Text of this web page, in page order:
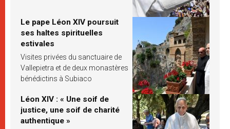
Le pape Léon XIV poursuit
ses haltes spirituelles
estivales
Visites privées du sanctuaire de
Vallepietra et de deux monastères
bénédictins à Subiaco
Léon XIV : « Une soif de
justice, une soif de charité
authentique »